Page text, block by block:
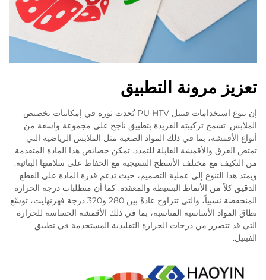
تعزيز مرونة التطبيق
إن تنوع استخدامات فينيل PU HTV يُحدث ثورة في إمكانيات تخصيص
الملابس. تسمح تركيبته الفريدة بتطبيق ناجح على مجموعة واسعة من
أنواع الأقمشة، بما في ذلك المواد الصعبة مثل الملابس الرياضية التي
تمتص العرق والأقمشة القابلة للتمدد. تمكن خصائص هذا المادة المتقدمة
من التكيف مع مختلف الأسطح النسيجية مع الحفاظ على سلامتها البنائية.
ويمتد هذا التنوع إلى عملية التصميم، حيث تدعم قدرة المادة على القطع
الدقيق كلاً من الأنماط البسيطة والمعقدة. كما أن متطلبات درجة الحرارة
المنخفضة نسبياً، والتي تتراوح عادةً بين 280 و320 درجة فهرنهايت، توسّع
نطاق المواد الأساسية المناسبة، بما في ذلك الأقمشة الحساسة للحرارة
التي قد تتضرر من درجات الحرارة التقليدية المستخدمة في تطبيق
الفينيل.